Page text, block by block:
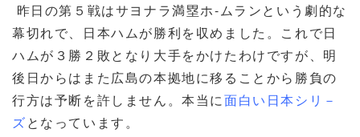
昨日の第５戦はサヨナラ満塁ホ-ムランという劇的な
幕切れで、日本ハムが勝利を収めました。これで日
ハムが３勝２敗となり大手をかけたわけですが、明
後日からはまた広島の本拠地に移ることから勝負の
行方は予断を許しません。本当に面白い日本シリ－
ズとなっています。